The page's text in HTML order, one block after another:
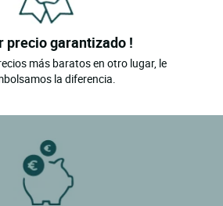
precio garantizado !
más baratos en otro lugar, le
la diferencia.